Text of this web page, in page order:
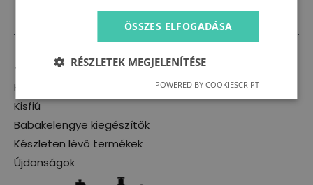
Termékkategóriák
Kislány
Kisfiú
Babakelengye kiegészítők
Készleten lévő termékek
Újdonságok
ÖSSZES ELFOGADÁSA
RÉSZLETEK MEGJELENÍTÉSE
POWERED BY COOKIESCRIPT